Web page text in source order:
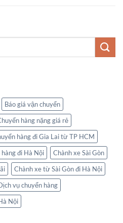
Báo giá vận chuyển
hàng nặng giá rẻ
hàng đi Gia Lai từ TP HCM
đi Hà Nội
Chành xe Sài Gòn
Chành xe từ Sài Gòn đi Hà Nội
vụ chuyển hàng
Nội